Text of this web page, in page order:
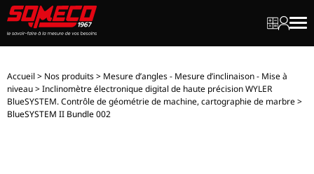
MonMon
Accueil > Nos produits> Mesure d’angles - Mesure d’inclinaison - Mise à
niveau>Inclinomètre électronique digital de haute précision WYLER
BlueSYSTEM. Contrôle de géométrie de machine, cartographie de marbre>
BlueSYSTEM II Bundle 002